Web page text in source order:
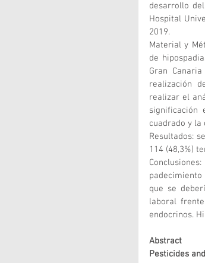
desarrollo
Hospital
2019.
Material y
de
Gran
realización
realizar el
cuadrado y la
Resultados:
114 (48,3%)
que se
laboral
endocrinos.
Abstract
Pesticides